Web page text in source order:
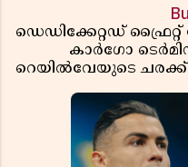
ഡെഡിക്കേറ്റഡ്
കാർഗോ
റെയിൽവേയുടെ